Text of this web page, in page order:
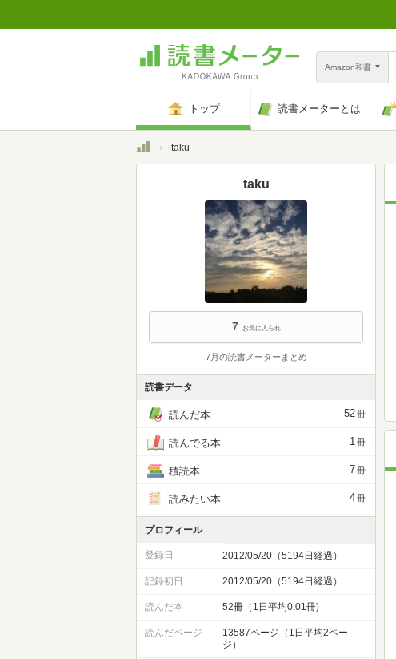
Amazon和書
トップ 読書メーターとは
トップtaku
taku
7 お気に入られ
7月の読書メーターまとめ
読書データ
読んだ本 52冊
読んでる本 1冊
積読本 7冊
読みたい本 4冊
プロフィール
登録日 2012/05/20（5194日経過）
記録初日 2012/05/20（5194日経過）
読んだ本 52冊（1日平均0.01冊)
読んだページ
13587ページ（1日平均2ペー
ジ）